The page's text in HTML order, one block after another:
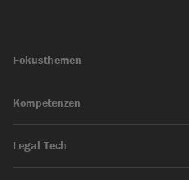
Fokusthemen
Kompetenzen
Legal Tech